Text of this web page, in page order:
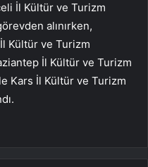
İl Kültür ve Turizm
alınırken,
Kültür ve Turizm
İl Kültür ve Turizm
Kars İl Kültür ve Turizm